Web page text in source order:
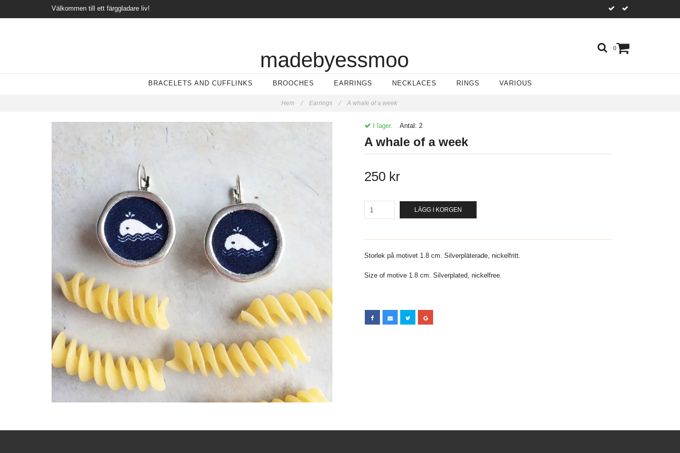
Välkommen till ett färggladare liv!
0
madebyessmoo
BRACELETS AND CUFFLINKS BROOCHES EARRINGS NECKLACES RINGS VARIOUS
Hem / Earrings / A whale of a week
I lager. Antal: 2
A whale of a week
250 kr
LÄGG I KORGEN
Storlek på motivet 1.8 cm. Silverpläterade, nickelfritt.
Size of motive 1.8 cm. Silverplated, nickelfree.